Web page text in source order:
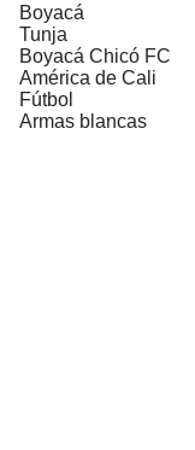
Boyacá
Tunja
Boyacá Chicó FC
América de Cali
Fútbol
Armas blancas